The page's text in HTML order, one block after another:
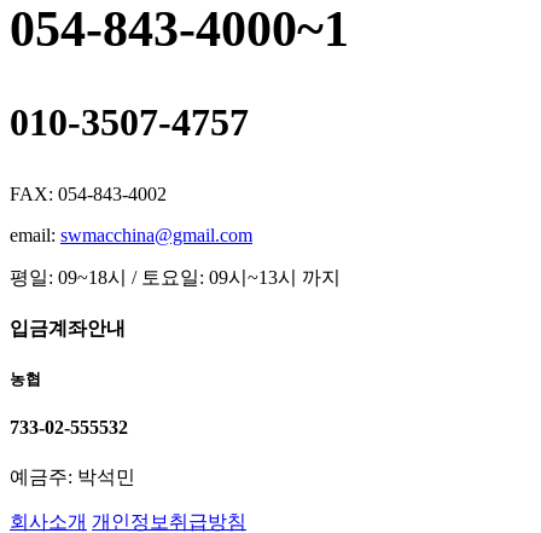
054-843-4000~1
010-3507-4757
FAX: 054-843-4002
email: swmacchina@gmail.com
평일: 09~18시 / 토요일: 09시~13시 까지
입금계좌안내
농협
733-02-555532
예금주: 박석민
회사소개 개인정보취급방침